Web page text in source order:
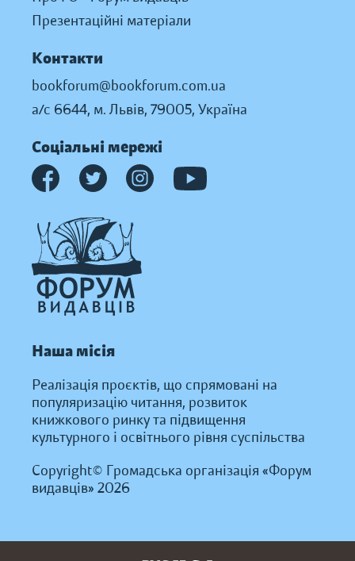
Презентаційні матеріали
Контакти
bookforum@bookforum.com.ua
а/с 6644, м. Львів, 79005, Україна
Соціальні мережі
Наша місія
Реалізація проєктів, що спрямовані на
популяризацію читання, розвиток
книжкового ринку та підвищення
культурного і освітнього рівня суспільства
Copyright© Громадська організація «Форум
видавців» 2026